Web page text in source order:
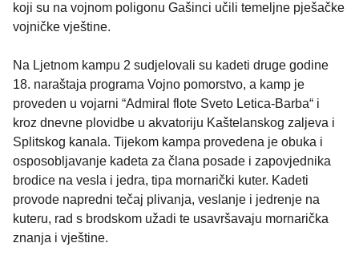
koji su na vojnom poligonu Gašinci učili temeljne pješačke
vojničke vještine.
Na Ljetnom kampu 2 sudjelovali su kadeti druge godine
18. naraštaja programa Vojno pomorstvo, a kamp je
proveden u vojarni “Admiral flote Sveto Letica-Barba“ i
kroz dnevne plovidbe u akvatoriju Kaštelanskog zaljeva i
Splitskog kanala. Tijekom kampa provedena je obuka i
osposobljavanje kadeta za člana posade i zapovjednika
brodice na vesla i jedra, tipa mornarički kuter. Kadeti
provode napredni tečaj plivanja, veslanje i jedrenje na
kuteru, rad s brodskom užadi te usavršavaju mornarička
znanja i vještine.